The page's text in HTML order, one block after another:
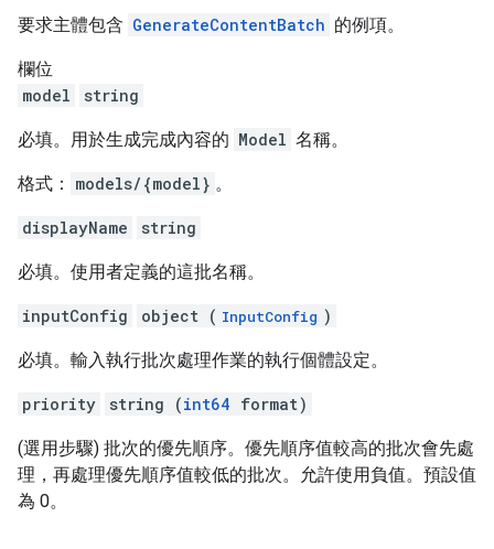
要求主體包含 GenerateContentBatch 的例項。
欄位
model
string
必填。用於生成完成內容的 Model 名稱。
格式： models/{model} 。
displayName string
必填。使用者定義的這批名稱。
inputConfig object ( InputConfig )
必填。輸入執行批次處理作業的執行個體設定。
priority string (int64 format)
(選用步驟) 批次的優先順序。優先順序值較高的批次會先處
理，再處理優先順序值較低的批次。允許使用負值。預設值
為 0。